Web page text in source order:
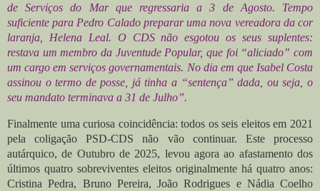
de Serviços do Mar que regressaria a 3 de Agosto. Tempo
suficiente para Pedro Calado preparar uma nova vereadora da cor
laranja, Helena Leal. O CDS não esgotou os seus suplentes:
restava um membro da Juventude Popular, que foi “aliciado” com
um cargo em serviços governamentais. No dia em que Isabel Costa
assinou o termo de posse, já tinha a “sentença” dada, ou seja, o
seu mandato terminava a 31 de Julho”.
Finalmente uma curiosa coincidência: todos os seis eleitos em 2021
pela coligação PSD-CDS não vão continuar. Este processo
autárquico, de Outubro de 2025, levou agora ao afastamento dos
últimos quatro sobreviventes eleitos originalmente há quatro anos:
Cristina Pedra, Bruno Pereira, João Rodrigues e Nádia Coelho